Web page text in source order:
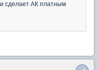
сделает АК платным